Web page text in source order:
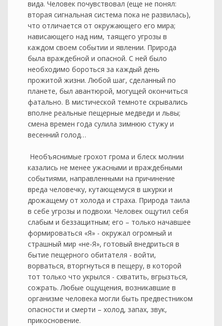
вида. Человек почувствовал (еще не понял:
вторая сигнальная система пока не развилась),
что отличается от окружающего его мира;
нависающего над ним, таящего угрозы в
каждом своем событии и явлении. Природа
была враждебной и опасной. С ней было
необходимо бороться за каждый день
прожитой жизни. Любой шаг, сделанный по
планете, был авантюрой, могущей окончиться
фатально. В мистической темноте скрывались
вполне реальные пещерные медведи и львы;
смена времен года сулила зимнюю стужу и
весенний голод…
Необъяснимые грохот грома и блеск молнии
казались не менее ужасными и враждебными
событиями, направленными на причинение
вреда человечку, кутающемуся в шкурки и
дрожащему от холода и страха. Природа таила
в себе угрозы и подвохи. Человек ощутил себя
слабым и беззащитным; его – только начавшее
формироваться «Я» - окружал огромный и
страшный мир «не-Я», готовый внедриться в
бытие пещерного обитателя - войти,
ворваться, вторгнуться в пещеру, в которой
тот только что укрылся - схватить, вгрызться,
сожрать. Любые ощущения, возникавшие в
организме человека могли быть предвестником
опасности и смерти – холод, запах, звук,
прикосновение.